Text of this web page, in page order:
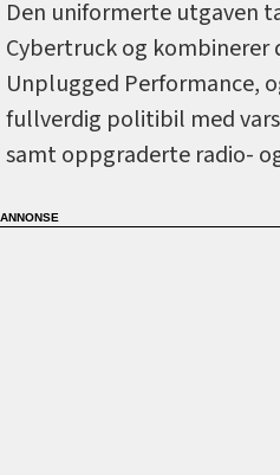
Den uniformerte utgaven
Cybertruck og kombinerer
Unplugged Performance,
fullverdig politibil med
samt oppgraderte radio-